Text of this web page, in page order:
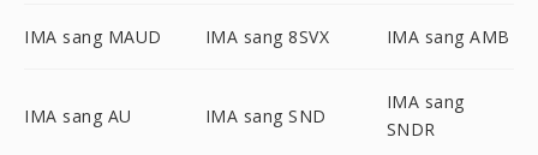
IMA sang MAUD IMA sang 8SVX IMA sang AMB
IMA sang AU IMA sang SND
IMA sang
SNDR